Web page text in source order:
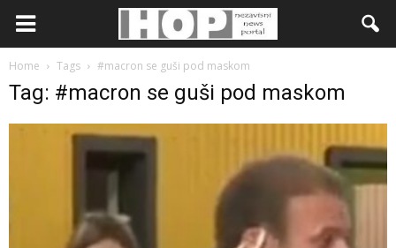
Home Tags #macron se guši pod maskom
Tag: #macron se guši pod maskom